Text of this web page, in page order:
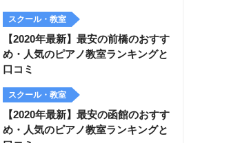
スクール・教室
【2020年最新】最安の前橋のおすす
め・人気のピアノ教室ランキングと
口コミ
スクール・教室
【2020年最新】最安の函館のおすす
め・人気のピアノ教室ランキングと